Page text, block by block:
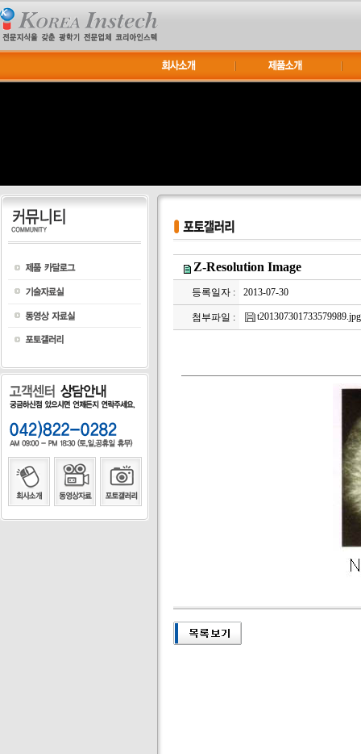
Z-Resolution Image
등록일자 : 2013-07-30
첨부파일 : t201307301733579989.jpg